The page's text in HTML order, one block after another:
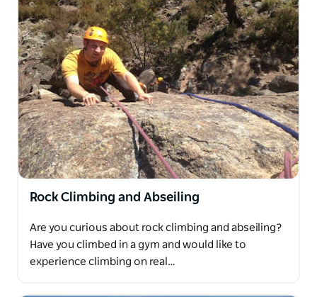
즐길 수 있으며 겨울에는 스노슈잉 백컨트리 스키 스플릿
보딩 카이트서핑 스노우 캠핑 여성 전용 휴양지 가이드 산
악 모험 그리고 등산 코스 등 다양한 액티비티를 제공합니
다.
K7 어드벤처스는 호주의 알파인 플레이그라운드에서 잊
지 못할 경험을 선사하여 여러분의 휴가를 더욱 특별하게
만들어 드리겠습니다.
Rock Climbing and Abseiling
Are you curious about rock climbing and abseiling?
Have you climbed in a gym and would like to
experience climbing on real…